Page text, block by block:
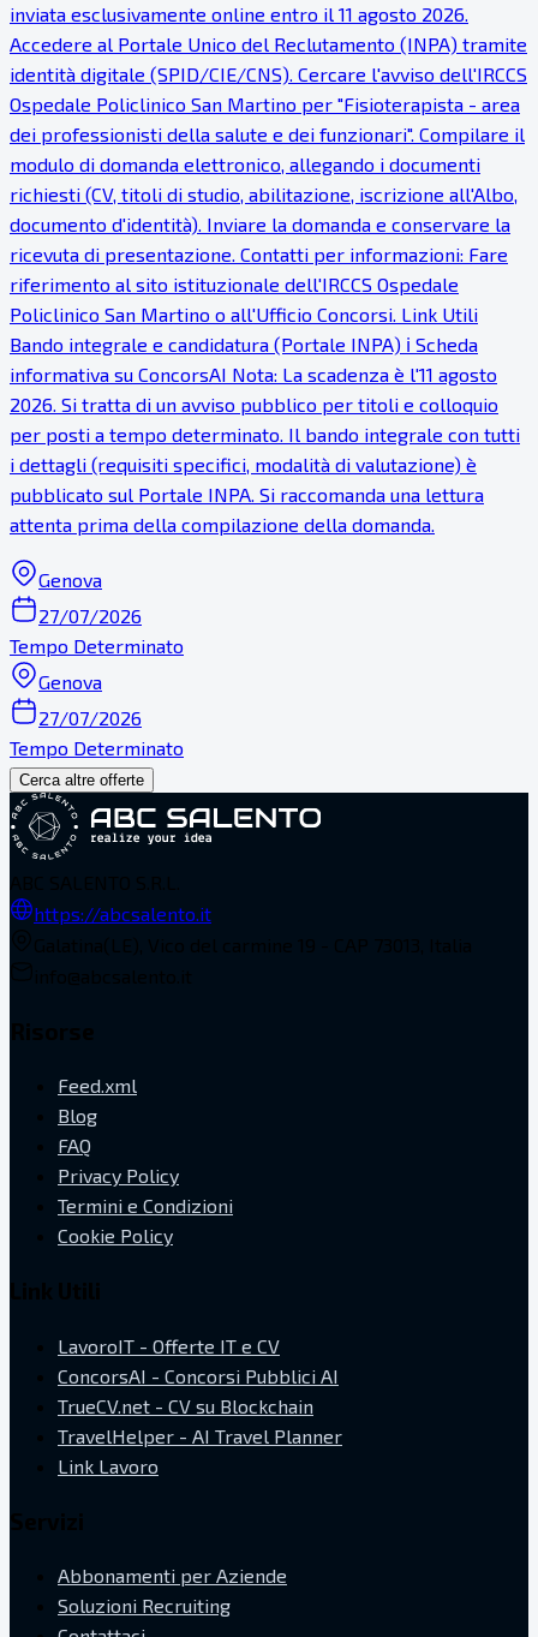
inviata esclusivamente online entro il 11 agosto 2026.
Accedere al Portale Unico del Reclutamento (INPA) tramite
identità digitale (SPID/CIE/CNS). Cercare l'avviso dell'IRCCS
Ospedale Policlinico San Martino per "Fisioterapista - area
dei professionisti della salute e dei funzionari". Compilare il
modulo di domanda elettronico, allegando i documenti
richiesti (CV, titoli di studio, abilitazione, iscrizione all'Albo,
documento d'identità). Inviare la domanda e conservare la
ricevuta di presentazione. Contatti per informazioni: Fare
riferimento al sito istituzionale dell'IRCCS Ospedale
Policlinico San Martino o all'Ufficio Concorsi. Link Utili
Bando integrale e candidatura (Portale INPA) ℹ Scheda
informativa su ConcorsAI Nota: La scadenza è l'11 agosto
2026. Si tratta di un avviso pubblico per titoli e colloquio
per posti a tempo determinato. Il bando integrale con tutti
i dettagli (requisiti specifici, modalità di valutazione) è
pubblicato sul Portale INPA. Si raccomanda una lettura
attenta prima della compilazione della domanda.
Genova
27/07/2026
Tempo Determinato
Genova
27/07/2026
Tempo Determinato
Cerca altre offerte
https://abcsalento.it
Feed.xml
Blog
FAQ
Privacy Policy
Termini e Condizioni
Cookie Policy
LavoroIT - Offerte IT e CV
ConcorsAI - Concorsi Pubblici AI
TrueCV.net - CV su Blockchain
TravelHelper - AI Travel Planner
Link Lavoro
Abbonamenti per Aziende
Soluzioni Recruiting